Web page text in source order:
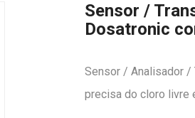
Sensor /
Dosatronic
Sensor / Analisador /
precisa do cloro livre